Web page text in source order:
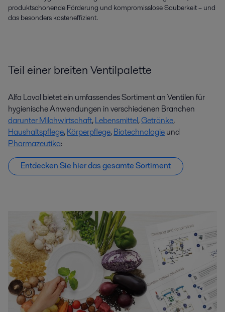
produktschonende Förderung und kompromisslose Sauberkeit – und
das besonders kosteneffizient.
Teil einer breiten Ventilpalette
Alfa Laval bietet ein umfassendes Sortiment an Ventilen für
hygienische Anwendungen in verschiedenen Branchen
darunter Milchwirtschaft,Lebensmittel,Getränke,
Haushaltspflege,Körperpflege,Biotechnologieund
Pharmazeutika:
Entdecken Sie hier das gesamte Sortiment